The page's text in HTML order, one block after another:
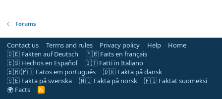
Forums
Contact us Terms and rules Privacy policy Help
Home
🇩🇪 Fakten auf Deutsch
🇫🇷 Faits en français
🇪🇸 Hechos en Español
🇮🇹 Fatti in Italiano
🇧🇷 🇵🇹 Fatos em português
🇩🇰 Fakta på dansk
🇸🇪 Fakta på svenska
🇳🇴 Fakta på norsk
🇫🇮 Faktat suomeksi
🌍 Facts
R